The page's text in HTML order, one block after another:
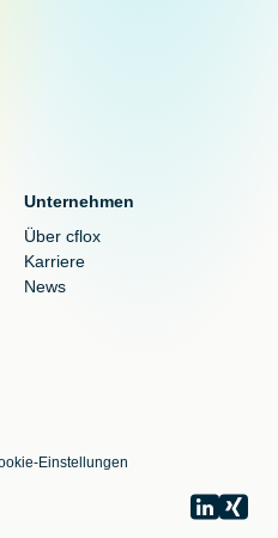
Unternehmen
Über cflox
Karriere
News
Einstellungen